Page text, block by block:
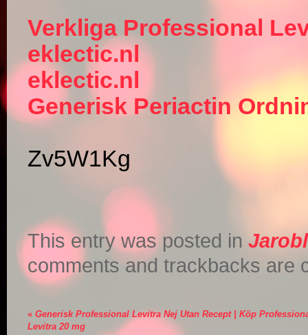
Verkliga Professional
eklectic.nl
eklectic.nl
Generisk Periactin
Zv5W1Kg
This entry was posted in
comments and trackbacks are
« Generisk Professional Levitra Nej Utan Recept | Köp
Levitra 20 mg